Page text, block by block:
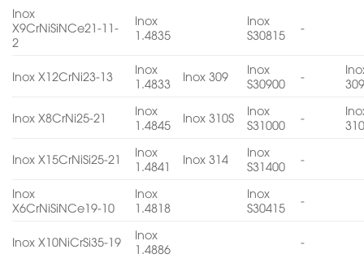
Inox
X9CrNiSiNCe21-11-
2
Inox
1.4835
Inox
S30815
-
Inox X12CrNi23-13
Inox
1.4833
Inox 309
Inox
S30900
-
Inox X8CrNi25-21
Inox
1.4845
Inox 310S
Inox
S31000
-
Inox X15CrNiSi25-21
Inox
1.4841
Inox 314
Inox
S31400
-
Inox
X6CrNiSiNCe19-10
Inox
1.4818
Inox
S30415
-
Inox X10NiCrSi35-19
Inox
1.4886
-